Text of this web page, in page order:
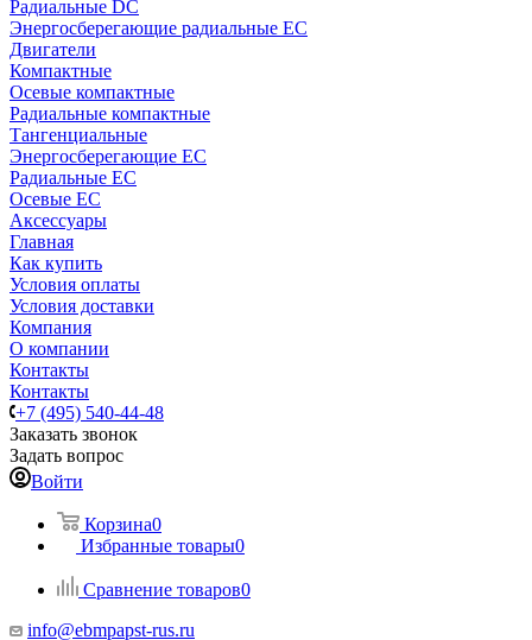
Радиальные DC
Энергосберегающие радиальные EC
Двигатели
Компактные
Осевые компактные
Радиальные компактные
Тангенциальные
Энергосберегающие EC
Радиальные EC
Осевые EC
Аксессуары
Главная
Как купить
Условия оплаты
Условия доставки
Компания
О компании
Контакты
Контакты
+7 (495) 540-44-48
Заказать звонок
Задать вопрос
Войти
Корзина0
Избранные товары0
Сравнение товаров0
info@ebmpapst-rus.ru